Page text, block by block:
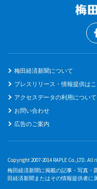
梅田経済新聞について
プレスリリース・情報提供は
アクセスデータの利用について
お問い合わせ
広告のご案内
Copyright 2007-2014 RAPLE Co.,LTD. All
梅田経済新聞に掲載の記事・写真・
田経済新聞またはその情報提供者に